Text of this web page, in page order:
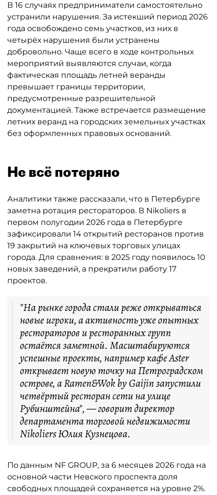
В 16 случаях предприниматели самостоятельно
устранили нарушения. За истекший период 2026
года освобождено семь участков, из них в
четырёх нарушения были устранены
добровольно. Чаще всего в ходе контрольных
мероприятий выявляются случаи, когда
фактическая площадь летней веранды
превышает границы территории,
предусмотренные разрешительной
документацией. Также встречается размещение
летних веранд на городских земельных участках
без оформленных правовых оснований.
Не всё потеряно
Аналитики также рассказали, что в Петербурге
заметна ротация рестораторов. В Nikoliers в
первом полугодии 2026 года в Петербурге
зафиксировали 14 открытий ресторанов против
19 закрытий на ключевых торговых улицах
города. Для сравнения: в 2025 году появилось 10
новых заведений, а прекратили работу 17
проектов.
"На рынке города стали реже открываться
новые игроки, а активность уже опытных
рестораторов и ресторанных групп
остаётся заметной. Масштабируются
успешные проекты, например кафе Aster
открывает новую точку на Петроградском
острове, а Ramen&Wok by Gaijin запустили
четвёртый ресторан сети на улице
Рубинштейна", — говорит директор
департамента торговой недвижимости
Nikoliers Юлия Кузнецова.
По данным NF GROUP, за 6 месяцев 2026 года на
основной части Невского проспекта доля
свободных площадей сохраняется на уровне 2%.